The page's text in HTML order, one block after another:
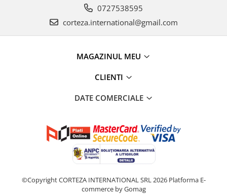
0727538595
corteza.international@gmail.com
MAGAZINUL MEU
CLIENTI
DATE COMERCIALE
©Copyright CORTEZA INTERNATIONAL SRL 2026 Platforma E-
commerce by Gomag